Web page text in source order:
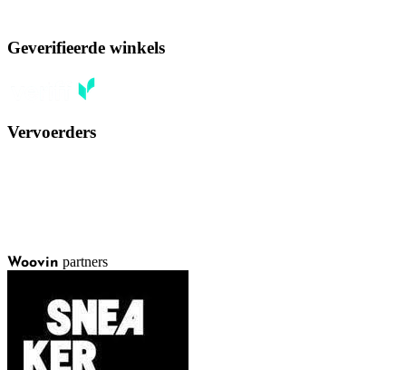
Geverifieerde winkels
Vervoerders
Woovin partners